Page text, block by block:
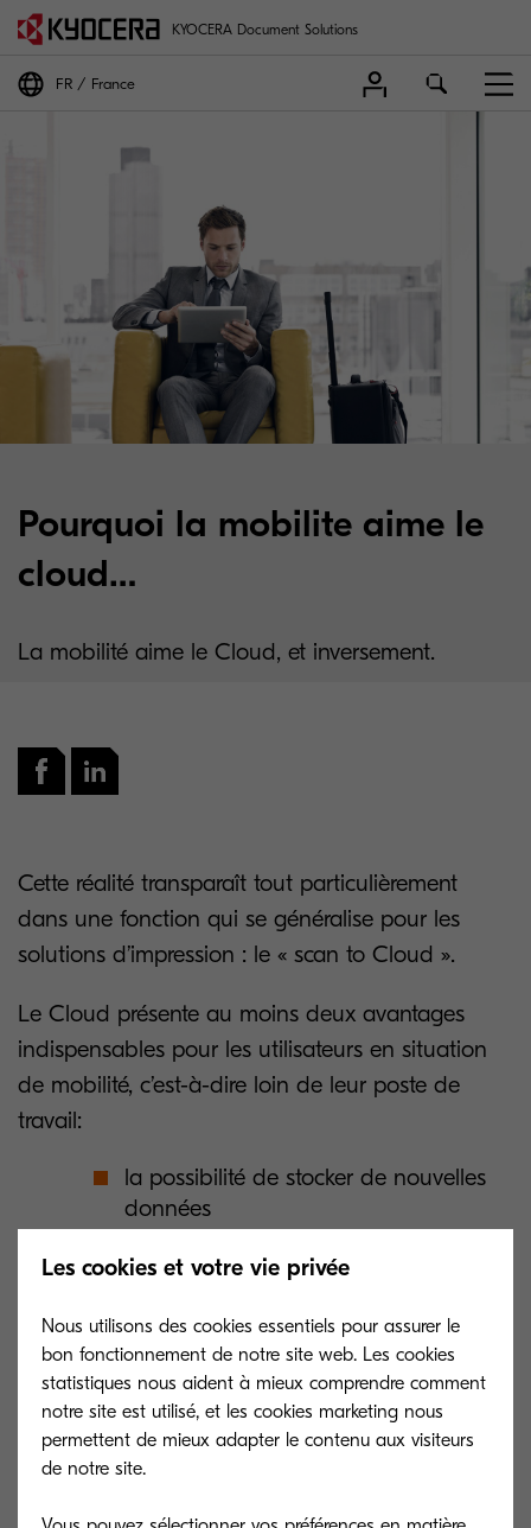
KYOCERA Document Solutions
FR France
Pourquoi la mobilite aime le
cloud…
La mobilité aime le Cloud, et inversement.
Cette réalité transparaît tout particulièrement
dans une fonction qui se généralise pour les
solutions d’impression : le « scan to Cloud ».
Le Cloud présente au moins deux avantages
indispensables pour les utilisateurs en situation
de mobilité, c’est-à-dire loin de leur poste de
travail:
la possibilité de stocker de nouvelles
données
la faculté d’accéder aux données:
passer par un ordinateur.
Ces fonctionnalités sont désormais
incontournables pour les usages professionnels
comme pour une utilisation personnelle.
Cela explique l’arrivée massive des outils
Les cookies et votre vie privée
Nous utilisons des cookies essentiels pour assurer le
bon fonctionnement de notre site web. Les cookies
statistiques nous aident à mieux comprendre comment
notre site est utilisé, et les cookies marketing nous
permettent de mieux adapter le contenu aux visiteurs
de notre site.